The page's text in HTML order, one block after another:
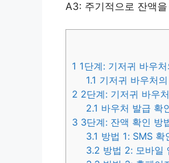
A3: 주기적으로 잔액
1 1단계: 기저귀 바우
1.1 기저귀 바우처
2 2단계: 기저귀 바우
2.1 바우처 발급 확
3 3단계: 잔액 확인 방
3.1 방법 1: SMS 확
3.2 방법 2: 모바일